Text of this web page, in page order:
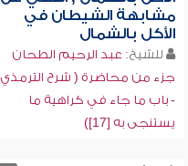
مشابهة الشيطان في
الأكل بالشمال
للشيخ: عبد الرحيم الطحان
جزء من محاضرة ( شرح الترمذي
- باب ما جاء في كراهية ما
يستنجى به [17])